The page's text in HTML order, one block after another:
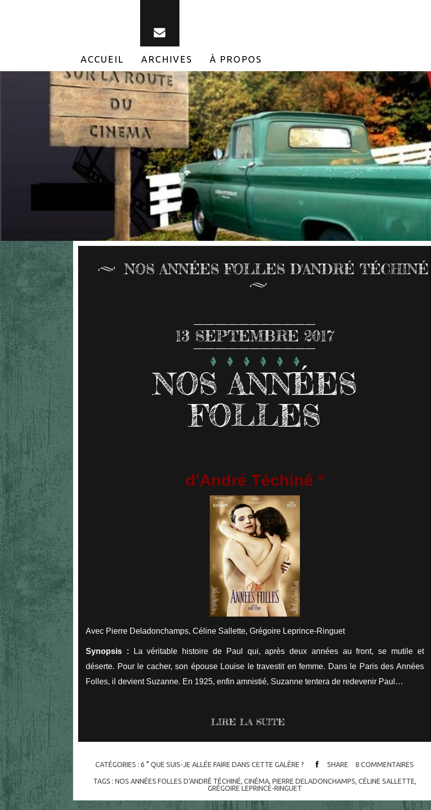
ACCUEIL ARCHIVES À PROPOS
NOS ANNÉES FOLLES D'ANDRÉ TÉCHINÉ
13 SEPTEMBRE 2017
NOS ANNÉES
FOLLES
d'André Téchiné °
Avec Pierre Deladonchamps, Céline Sallette, Grégoire Leprince-Ringuet
Synopsis : La véritable histoire de Paul qui, après deux années au front, se mutile et
déserte. Pour le cacher, son épouse Louise le travestit en femme. Dans le Paris des Années
Folles, il devient Suzanne. En 1925, enfin amnistié, Suzanne tentera de redevenir Paul…
LIRE LA SUITE
CATÉGORIES :6 ° QUE SUIS-JE ALLÉE FAIRE DANS CETTE GALÈRE ? SHARE 8 COMMENTAIRES
TAGS : NOS ANNÉES FOLLES D'ANDRÉ TÉCHINÉ, CINÉMA, PIERRE DELADONCHAMPS, CÉLINE SALLETTE,
GRÉGOIRE LEPRINCE-RINGUET